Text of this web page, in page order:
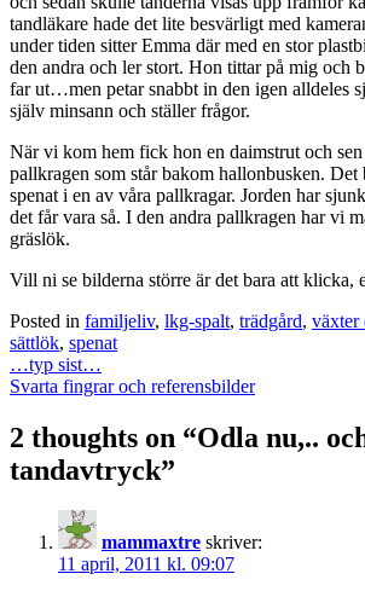
tandläkare hade det lite besvärligt med
under tiden sitter Emma där med en stor
den andra och ler stort. Hon tittar på mig och
far ut…men petar snabbt in den igen alldeles
själv minsann och ställer frågor.
När vi kom hem fick hon en daimstrut och
pallkragen som står bakom hallonbusken. Det
spenat i en av våra pallkragar. Jorden har
det får vara så. I den andra pallkragen har vi
gräslök.
Vill ni se bilderna större är det bara att klicka,
Posted in familjeliv, lkg-spalt, trädgård, växter
sättlök, spenat
Post
navigation
…typ sist…
Svarta fingrar och referensbilder
2 thoughts on “Odla nu,..
tandavtryck”
mammaxtre skriver:
11 april, 2011 kl. 09:07